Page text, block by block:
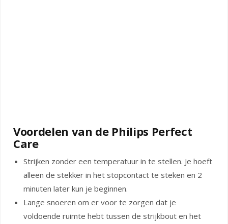
Voordelen van de Philips Perfect
Care
Strijken zonder een temperatuur in te stellen. Je hoeft
alleen de stekker in het stopcontact te steken en 2
minuten later kun je beginnen.
Lange snoeren om er voor te zorgen dat je
voldoende ruimte hebt tussen de strijkbout en het